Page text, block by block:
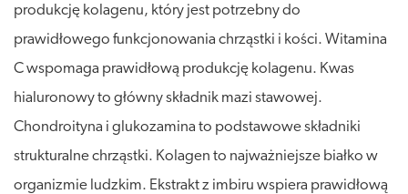
produkcję kolagenu, który jest potrzebny do
prawidłowego funkcjonowania chrząstki i kości. Witamina
C wspomaga prawidłową produkcję kolagenu. Kwas
hialuronowy to główny składnik mazi stawowej.
Chondroityna i glukozamina to podstawowe składniki
strukturalne chrząstki. Kolagen to najważniejsze białko w
organizmie ludzkim. Ekstrakt z imbiru wspiera prawidłową